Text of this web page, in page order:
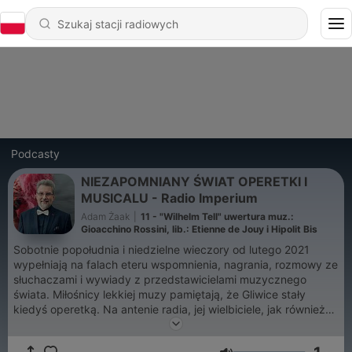
Podcasty
NIEZAPOMNIANY ŚWIAT OPERETKI I
MUSICALU - Radio Imperium
Adam Żaak
11 - "Wilhelm Tell" uwertura muz.:
Gioacchino Rossini, lib.: Etienne de Jouy i Hipolit Bis
Sobotnie popołudnia i niedzielne wieczory od lutego 2021
wypełniają na falach eteru wspomnienia, nagrania, rozmowy ze
słuchaczami i wywiady z przedstawicielami muzycznego
świata. Miłośnicy lekkiej muzy pamiętają, że Gliwice stały
kiedyś operetką. Na antenie radia, jej wielbiciele, jak również
miłośnicy musicali przypomną sobie ulubione spektakle, a